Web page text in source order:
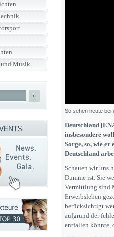
So sehen heute bei
Deutschland
insbesondere
Sorge, so, wie er
Deutschland
Schauen wir uns
Dumme ist. Sie
Vermittlung sind
Erwerbsleben
berücksichtigt
aufgrund der
entfallen könnte,
Musik
»